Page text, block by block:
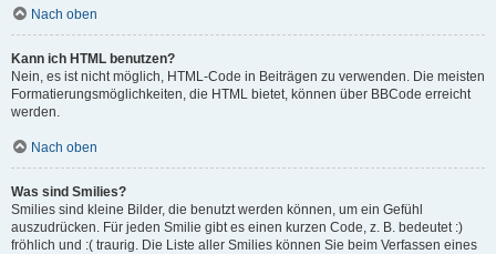
Nach oben
Kann ich HTML benutzen?
Nein, es ist nicht möglich, HTML-Code in Beiträgen zu verwenden. Die meisten
Formatierungsmöglichkeiten, die HTML bietet, können über BBCode erreicht
werden.
Nach oben
Was sind Smilies?
Smilies sind kleine Bilder, die benutzt werden können, um ein Gefühl
auszudrücken. Für jeden Smilie gibt es einen kurzen Code, z. B. bedeutet :)
fröhlich und :( traurig. Die Liste aller Smilies können Sie beim Verfassen eines